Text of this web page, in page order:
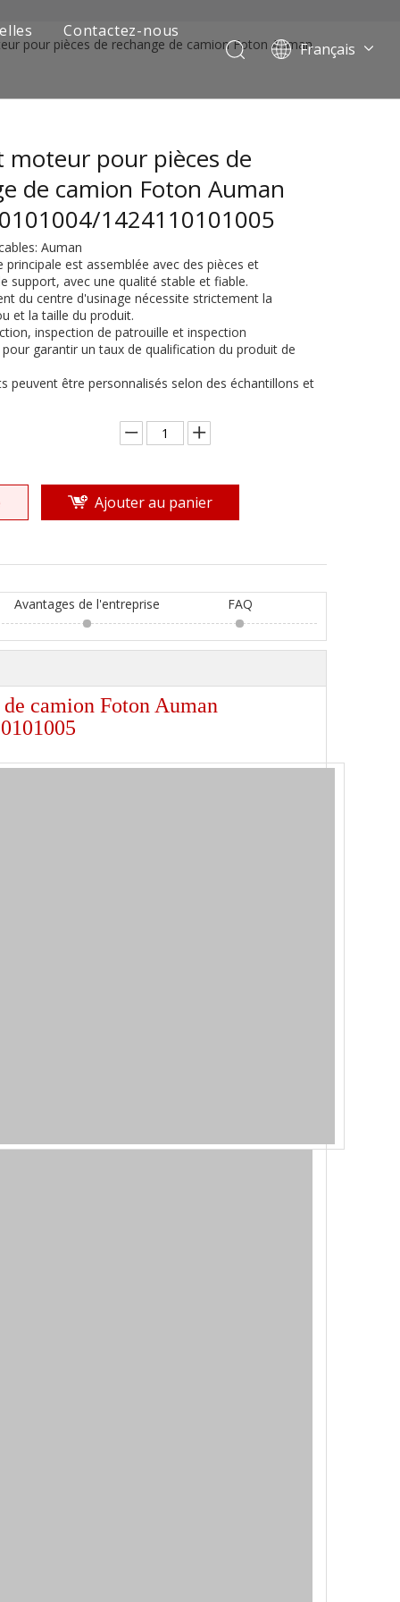
camion minier
Contactez-nous
Français
Pусский
pour pièces de rechange de camion Foton Auman
moteur pour pièces de
de camion Foton Auman
1424110101005
Auman
principale est assemblée avec des pièces et
support, avec une qualité stable et fiable.
du centre d'usinage nécessite strictement la
et la taille du produit.
inspection de patrouille et inspection
garantir un taux de qualification du produit de
peuvent être personnalisés selon des échantillons et
Ajouter au panier
Avantages de l'entreprise FAQ
camion Foton Auman